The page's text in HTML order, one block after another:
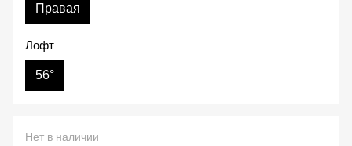
Правая
Лофт
56°
Нет в наличии